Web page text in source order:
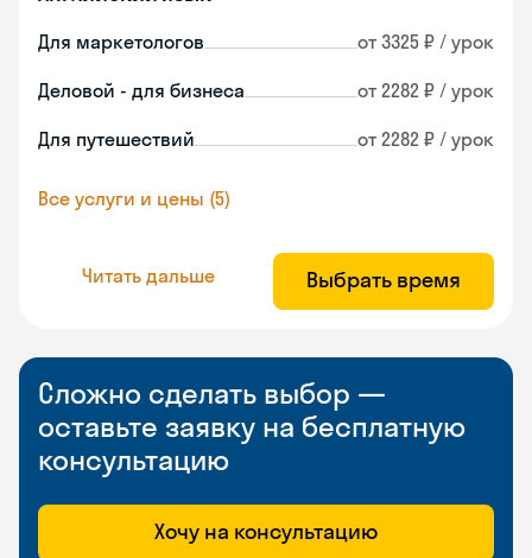
Для маркетологов от 3325 ₽ / урок
Деловой - для бизнеса от 2282 ₽ / урок
Для путешествий от 2282 ₽ / урок
Все услуги и цены (5)
Читать дальше Выбрать время
Сложно сделать выбор —
оставьте заявку на бесплатную
консультацию
Хочу на консультацию